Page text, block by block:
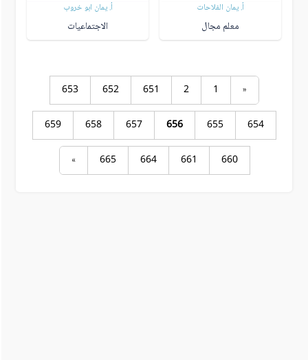
أ. يمان الفلاحات
معلم مجال
أ. يمان ابو خروب
الاجتماعيات
«
1
2
651
652
653
654
655
656
657
658
659
660
661
664
665
»